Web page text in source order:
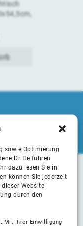
sowie Optimierung
Dritte führen
dazu lesen Sie in
können Sie jederzeit
Website
durch den
Mit Ihrer Einwilligung